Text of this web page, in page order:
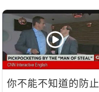
你不能不知道的防止